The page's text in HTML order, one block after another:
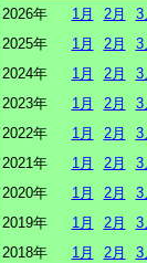
2026年 1月 2月
3
2025年
1月 2月
3
2024年
1月 2月
3
2023年
1月 2月
3
2022年
1月 2月
3
2021年
1月 2月
3
2020年
1月 2月
3
2019年
1月 2月
3
2018年
1月 2月
3